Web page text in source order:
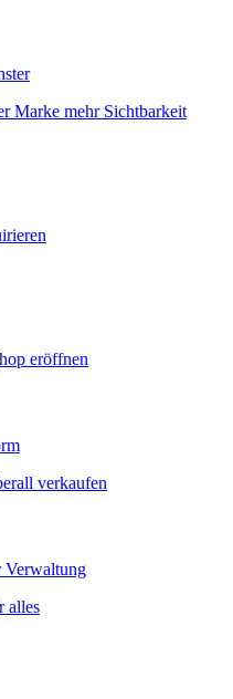
Marke mehr Sichtbarkeit
eröffnen
verkaufen
alles